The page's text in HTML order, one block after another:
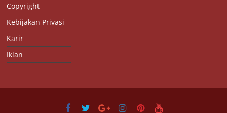
Copyright
Kebijakan Privasi
Karir
Iklan